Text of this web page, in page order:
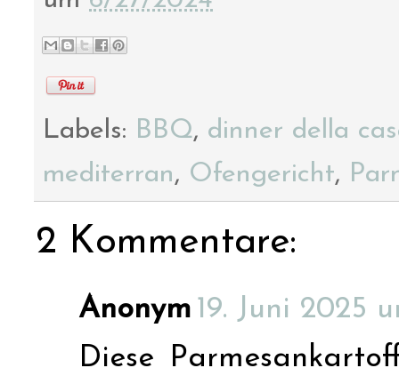
Labels: BBQ, dinner della
mediterran, Ofengericht,
2 Kommentare:
Anonym 19. Juni 2025
Diese